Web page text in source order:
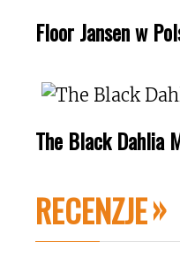
Floor Jansen w
The Black Dahlia
RECENZJE